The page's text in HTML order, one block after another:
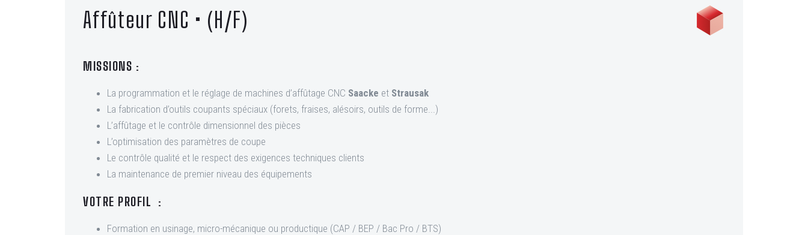
Affûteur CNC • (H/F)
MISSIONS :
La programmation et le réglage de machines d’affûtage CNC Saacke et Strausak
La fabrication d’outils coupants spéciaux (forets, fraises, alésoirs, outils de forme...)
L’affûtage et le contrôle dimensionnel des pièces
L’optimisation des paramètres de coupe
Le contrôle qualité et le respect des exigences techniques clients
La maintenance de premier niveau des équipements
VOTRE PROFIL :
Formation en usinage, micro-mécanique ou productique (CAP / BEP / Bac Pro / BTS)